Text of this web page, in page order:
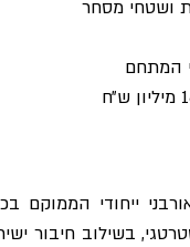
המתחם
ייחודי
בשילוב חיבור